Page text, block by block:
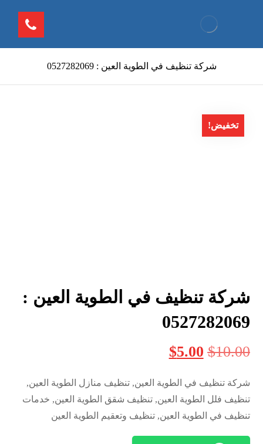
شركة تنظيف في الطوية العين : 0527282069
تخفيض!
شركة تنظيف في الطوية العين :
0527282069
$10.00
$5.00
شركة تنظيف في الطوية العين, تنظيف منازل الطوية العين,
تنظيف فلل الطوية العين, تنظيف شقق الطوية العين, خدمات
تنظيف في الطوية العين, تنظيف وتعقيم الطوية العين